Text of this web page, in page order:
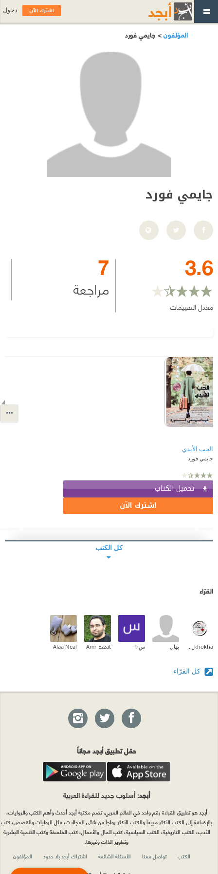
المؤلفون> جايمي فورد
جايمي فورد
3.6
معدل التقييمات
7
مراجعة
الحب الأبدي
جايمي فورد
تحميل الكتاب
اشترك الآن
كل الكتب
القرّاء
نِهَال سِ✨ Amr Ezzat
Alaa Neal
كل القرّاء
اشترك الآن دخول
حمّل تطبيق أبجد مجاناً
أبجد: أسلوب جديد للقراءة العربية
أبجد هو تطبيق القراءة رقم واحد في العالم العربي. تضم مكتبة أبجد أحدث وأهم الكتب والروايات،
بالإضافة إلى الكتب الأكثر مبيعاً والكتب الأكثر رواجاً من شتّى المجالات، مثل الروايات والقصص، كتب
الأدب، الكتب التاريخية، الكتب السياسية، كتب المال والأعمال، كتب الفلسفة وكتب التنمية البشرية
وتطوير الذات وغيرها.
الكتب
تواصل معنا الأسئلة الشائعة اشتراك أبجد بلا حدود
المؤلفون